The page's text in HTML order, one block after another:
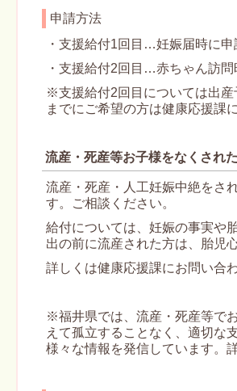
申請方法
・支援給付1回目…妊娠届時に
・支援給付2回目…赤ちゃん訪
※支援給付2回目については出
までにご希望の方は健康応援課
流産・死産等お子様をなくされ
流産・死産・人工妊娠中絶をさ
す。ご相談ください。
給付については、妊娠の事実や
出の前に流産された方は、胎児
詳しくは健康応援課にお問い合
※福井県では、流産・死産等で
えて孤立することなく、適切な
様々な情報を発信しています。